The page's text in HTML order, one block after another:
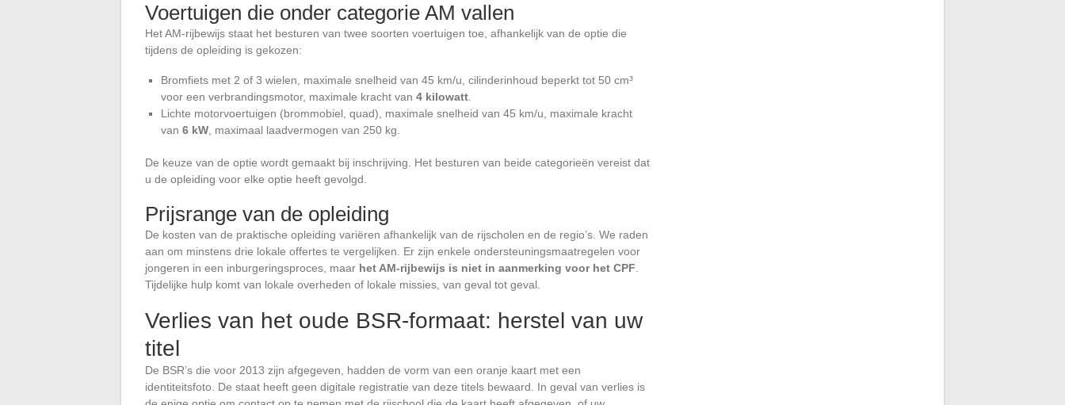
Voertuigen die onder categorie AM vallen
Het AM-rijbewijs staat het besturen van twee soorten voertuigen toe, afhankelijk van de optie die
tijdens de opleiding is gekozen:
Bromfiets met 2 of 3 wielen, maximale snelheid van 45 km/u, cilinderinhoud beperkt tot 50 cm³
voor een verbrandingsmotor, maximale kracht van 4 kilowatt.
Lichte motorvoertuigen (brommobiel, quad), maximale snelheid van 45 km/u, maximale kracht
van 6 kW, maximaal laadvermogen van 250 kg.
De keuze van de optie wordt gemaakt bij inschrijving. Het besturen van beide categorieën vereist dat
u de opleiding voor elke optie heeft gevolgd.
Prijsrange van de opleiding
De kosten van de praktische opleiding variëren afhankelijk van de rijscholen en de regio’s. We raden
aan om minstens drie lokale offertes te vergelijken. Er zijn enkele ondersteuningsmaatregelen voor
jongeren in een inburgeringsproces, maar het AM-rijbewijs is niet in aanmerking voor het CPF.
Tijdelijke hulp komt van lokale overheden of lokale missies, van geval tot geval.
Verlies van het oude BSR-formaat: herstel van uw
titel
De BSR’s die voor 2013 zijn afgegeven, hadden de vorm van een oranje kaart met een
identiteitsfoto. De staat heeft geen digitale registratie van deze titels bewaard. In geval van verlies is